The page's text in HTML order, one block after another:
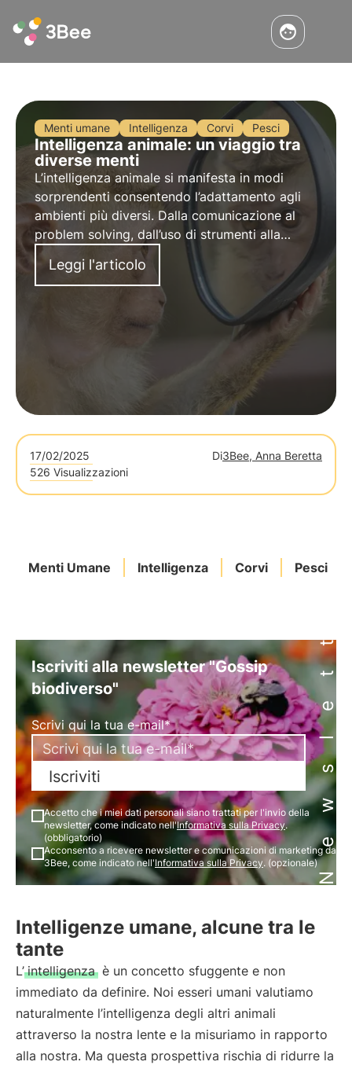
Menti umane Intelligenza Corvi Pesci
Intelligenza animale: un viaggio tra
diverse menti
L’intelligenza animale si manifesta in modi
sorprendenti consentendo l’adattamento agli
ambienti più diversi. Dalla comunicazione al
problem solving, dall’uso di strumenti alla
memoria spaziale, esploriamo le capacità
cognitive di diverse specie per comprenderne
l’evoluzione, l’unicità e il valore.
Leggi l'articolo
17/02/2025 Di3Bee, Anna Beretta
526 Visualizzazioni
Menti Umane Intelligenza Corvi Pesci
Newsletter
Iscriviti alla newsletter "Gossip
biodiverso"
Scrivi qui la tua e-mail*
Iscriviti
Accetto che i miei dati personali siano trattati per l'invio della
newsletter, come indicato nell'Informativa sulla Privacy.
(obbligatorio)
Acconsento a ricevere newsletter e comunicazioni di marketing da
3Bee, come indicato nell'Informativa sulla Privacy. (opzionale)
Intelligenze umane, alcune tra le
tante
L’ intelligenza è un concetto sfuggente e non
immediato da definire. Noi esseri umani valutiamo
naturalmente l’intelligenza degli altri animali
attraverso la nostra lente e la misuriamo in rapporto
alla nostra. Ma questa prospettiva rischia di ridurre la